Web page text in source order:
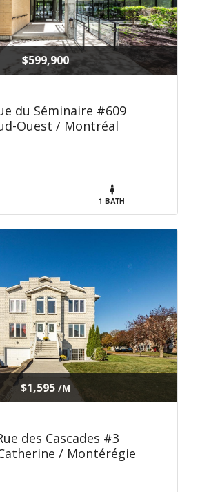
$599,900
du Séminaire #609
Ouest / Montréal
1 BATH
$1,595 /M
des Cascades #3
/ Montérégie